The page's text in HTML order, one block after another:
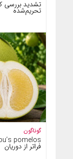
تشدید بررسی
تحریم‌شده
گوناگون
فراتر از دوریان